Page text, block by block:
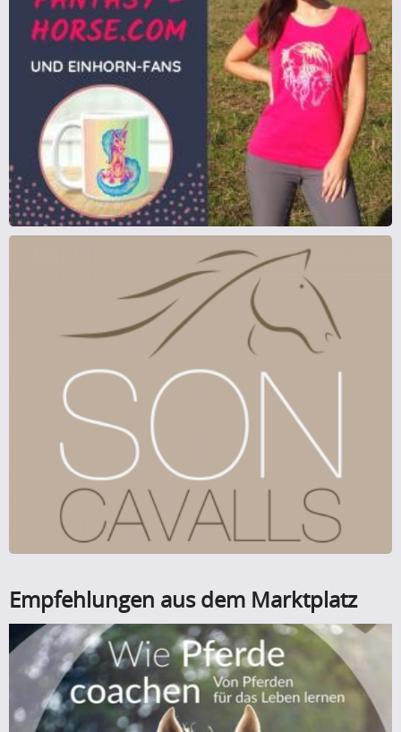
Empfehlungen aus dem Marktplatz